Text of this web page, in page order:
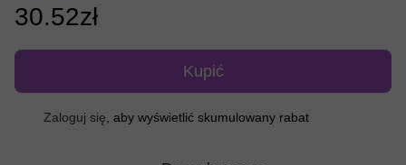
30.52zł
Kupić
Zaloguj się , aby wyświetlić skumulowany rabat